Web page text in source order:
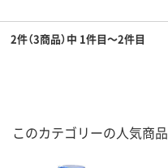
2件（3商品）中 1件目～2件目
このカテゴリーの人気商品